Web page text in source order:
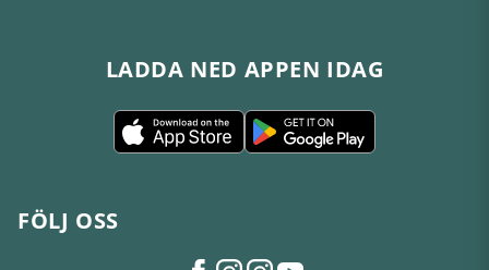
LADDA NED APPEN IDAG
FÖLJ OSS